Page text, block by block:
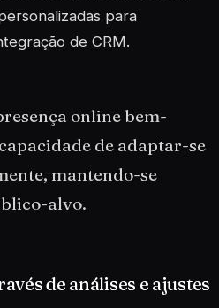
para
de CRM.
online bem-
de adaptar-se
mantendo-se
alvo.
de análises e ajustes